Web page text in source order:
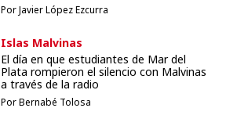
Por Javier López Ezcurra
Islas Malvinas
El día en que estudiantes de Mar del
Plata rompieron el silencio con Malvinas
a través de la radio
Por Bernabé Tolosa